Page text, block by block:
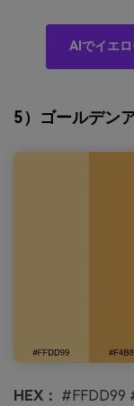
AIでイエ
5）ゴールデン
HEX： #FFDD99